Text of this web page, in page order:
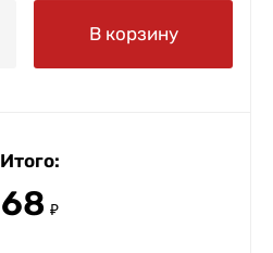
В корзину
Итого:
68 ₽